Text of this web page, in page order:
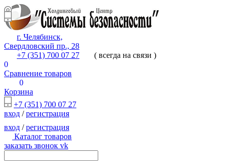
г. Челябинск,
Свердловский пр., 28
+7 (351) 700 07 27
( всегда на связи )
0
Сравнение товаров
0
Корзина
+7 (351) 700 07 27
вход /регистрация
вход /регистрация
Каталог товаров
заказать звонок vk